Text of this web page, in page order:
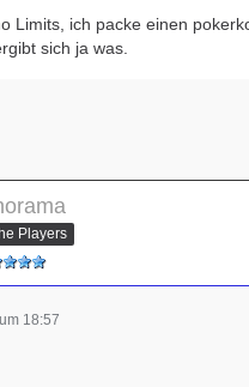
Limits, ich packe einen
sich ja was.
Players
18:57